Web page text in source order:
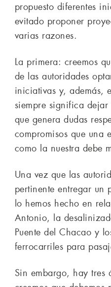
propuesto diferentes
evitado proponer
varias razones.
La primera: creemos
de las autoridades
iniciativas y, además,
siempre significa
que genera dudas
compromisos que una
como la nuestra debe
Una vez que las
pertinente entregar un
lo hemos hecho en
Antonio, la
Puente del Chacao y
ferrocarriles para
Sin embargo, hay tres